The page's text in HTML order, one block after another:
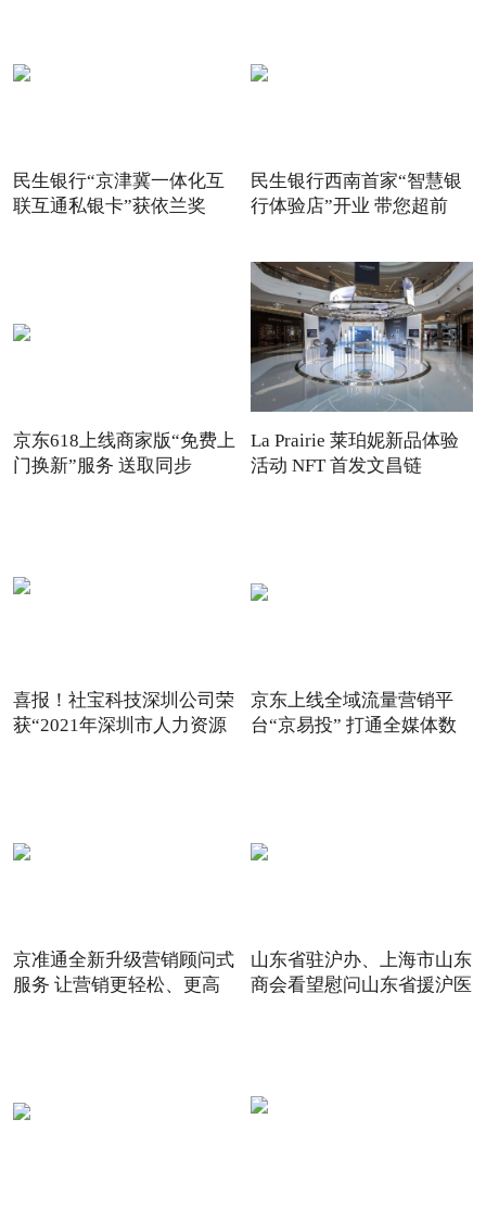
民生银行“京津冀一体化互
联互通私银卡”获依兰奖
民生银行西南首家“智慧银
行体验店”开业 带您超前
京东618上线商家版“免费上
门换新”服务 送取同步
La Prairie 莱珀妮新品体验
活动 NFT 首发文昌链
喜报！社宝科技深圳公司荣
获“2021年深圳市人力资源
京东上线全域流量营销平
台“京易投” 打通全媒体数
京准通全新升级营销顾问式
服务 让营销更轻松、更高
山东省驻沪办、上海市山东
商会看望慰问山东省援沪医